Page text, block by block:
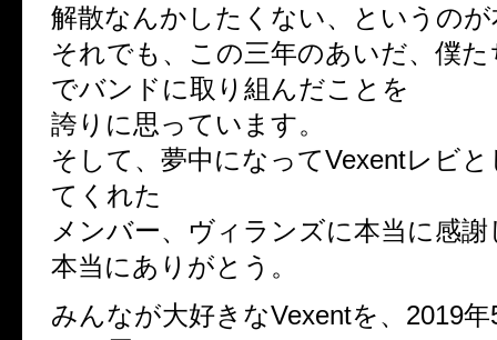
解散なんかしたくない、というの
それでも、この三年のあいだ、僕た
でバンドに取り組んだことを
誇りに思っています。
そして、夢中になってVexentレビ
てくれた
メンバー、ヴィランズに本当に感
本当にありがとう。
みんなが大好きなVexentを、2019